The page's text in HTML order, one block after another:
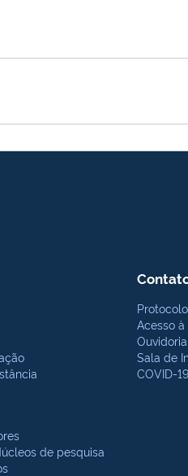
de pesquisa
Protocolo
Acesso
Ouvidoria
Sala de
COVID-19